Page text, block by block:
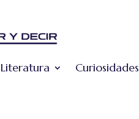
Literatura Curiosidades